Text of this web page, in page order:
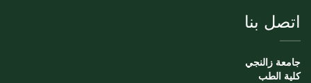
اتصل بنا
جامعة زالنجي
كلية الطب